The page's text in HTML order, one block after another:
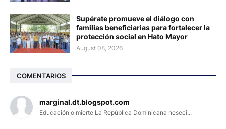
Supérate promueve el diálogo con
familias beneficiarias para fortalecer la
protección social en Hato Mayor
August 08, 2026
COMENTARIOS
marginal.dt.blogspot.com
Educación o mierte La República Dominicana neseci...